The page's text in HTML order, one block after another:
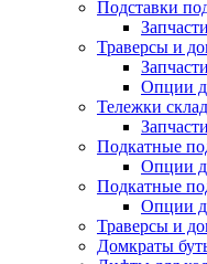
Подставки
Траверсы и
Опции
Тележки
Подкатные
Опции
Подкатные
Опции
Траверсы и
Домкраты